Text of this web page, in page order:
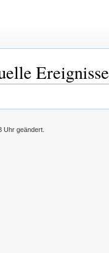
Ereignisse
Uhr geändert.